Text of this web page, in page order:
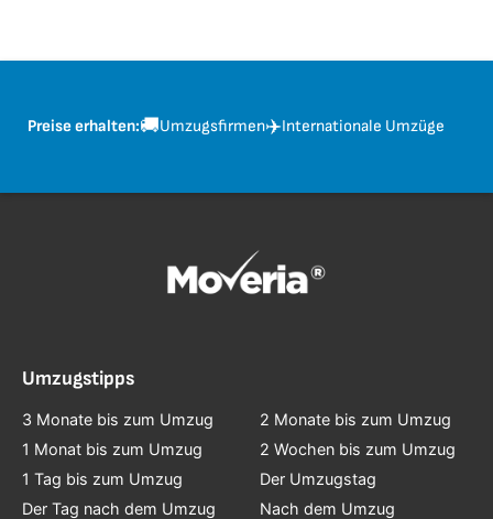
Preise erhalten:🚚Umzugsfirmen✈️Internationale Umzüge
Umzugstipps
3 Monate bis zum Umzug
1 Monat bis zum Umzug
1 Tag bis zum Umzug
Der Tag nach dem Umzug
2 Monate bis zum Umzug
2 Wochen bis zum Umzug
Der Umzugstag
Nach dem Umzug